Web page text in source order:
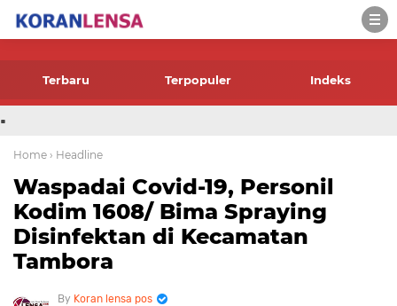
-->
Terbaru Terpopuler Indeks
.
Home › Headline
Waspadai Covid-19, Personil
Kodim 1608/ Bima Spraying
Disinfektan di Kecamatan
Tambora
Koran lensa pos